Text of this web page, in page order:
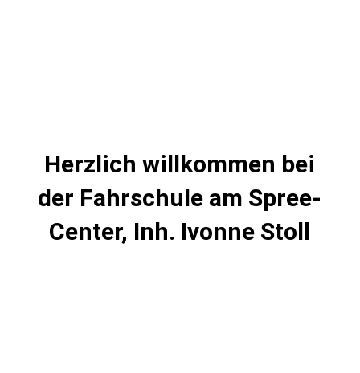
Herzlich willkommen bei
der Fahrschule am Spree-
Center, Inh. Ivonne Stoll